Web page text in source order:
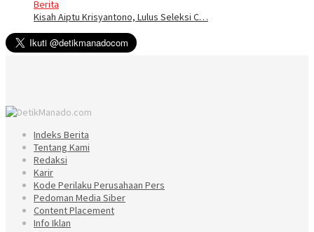
Berita
Kisah Aiptu Krisyantono, Lulus Seleksi C…
Indeks Berita
Tentang Kami
Redaksi
Karir
Kode Perilaku Perusahaan Pers
Pedoman Media Siber
Content Placement
Info Iklan